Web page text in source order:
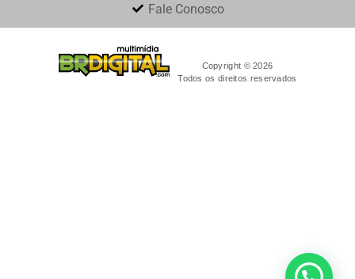
Fale Conosco
Copyright © 2026
Todos os direitos reservados